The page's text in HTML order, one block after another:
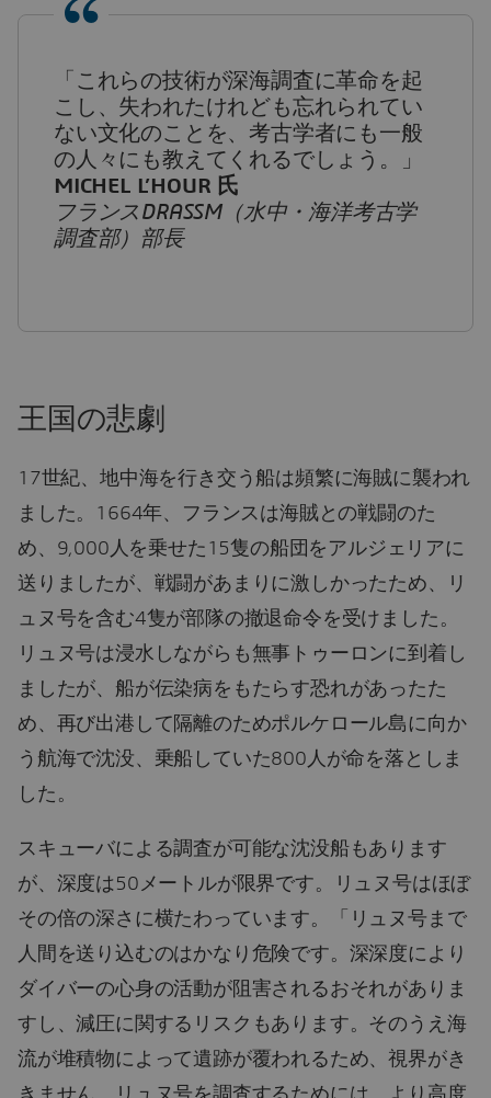
「これらの技術が深海調査に革命を起
こし、失われたけれども忘れられてい
ない文化のことを、考古学者にも一般
の人々にも教えてくれるでしょう。」
MICHEL L’HOUR 氏
フランスDRASSM（水中・海洋考古学
調査部）部長
王国の悲劇
17世紀、地中海を行き交う船は頻繁に海賊に襲われ
ました。1664年、フランスは海賊との戦闘のた
め、9,000人を乗せた15隻の船団をアルジェリアに
送りましたが、戦闘があまりに激しかったため、リ
ュヌ号を含む4隻が部隊の撤退命令を受けました。
リュヌ号は浸水しながらも無事トゥーロンに到着し
ましたが、船が伝染病をもたらす恐れがあったた
め、再び出港して隔離のためポルケロール島に向か
う航海で沈没、乗船していた800人が命を落としま
した。
スキューバによる調査が可能な沈没船もあります
が、深度は50メートルが限界です。リュヌ号はほぼ
その倍の深さに横たわっています。「リュヌ号まで
人間を送り込むのはかなり危険です。深深度により
ダイバーの心身の活動が阻害されるおそれがありま
すし、減圧に関するリスクもあります。そのうえ海
流が堆積物によって遺跡が覆われるため、視界がき